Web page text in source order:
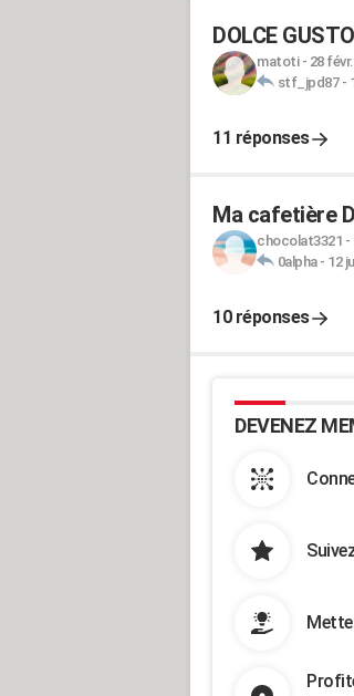
DOLCE
matoti- 28
stf_jpd87-
11 réponses
Ma cafetière
chocolat3321 -
0alpha- 12
10 réponses
DEVENEZ